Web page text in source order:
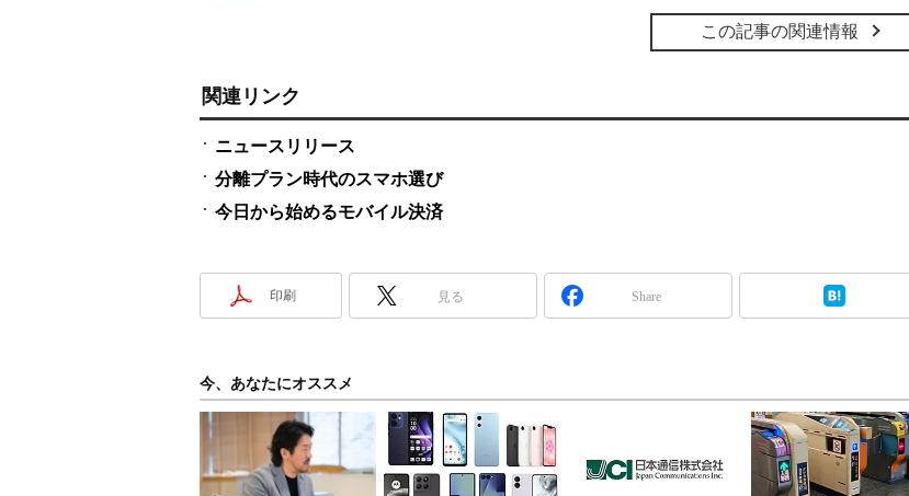
この記事の関連情報
関連リンク
ニュースリリース
分離プラン時代のスマホ選び
今日から始めるモバイル決済
印刷 見る Share
今、あなたにオススメ